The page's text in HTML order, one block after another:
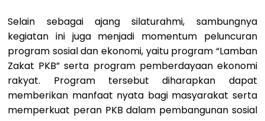
Selain sebagai ajang silaturahmi, sambungnya
kegiatan ini juga menjadi momentum peluncuran
program sosial dan ekonomi, yaitu program “Lamban
Zakat PKB” serta program pemberdayaan ekonomi
rakyat. Program tersebut diharapkan dapat
memberikan manfaat nyata bagi masyarakat serta
memperkuat peran PKB dalam pembangunan sosial